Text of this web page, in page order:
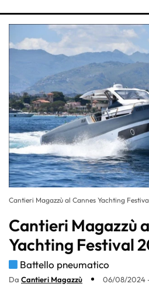
Cantieri Magazzù al Cannes Yachting
Cantieri Magazzù
Yachting Festival
Battello pneumatico
Da Cantieri Magazzù 06/08/2024